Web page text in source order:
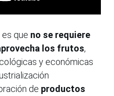
que no se requiere
los frutos,
y económicas
de productos